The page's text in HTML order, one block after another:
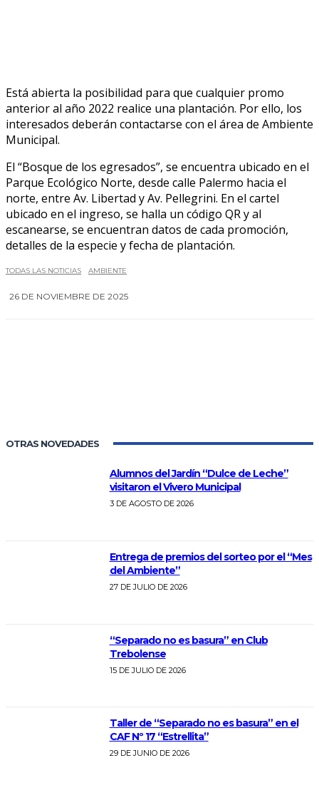
Está abierta la posibilidad para que cualquier promo
anterior al año 2022 realice una plantación. Por ello, los
interesados deberán contactarse con el área de Ambiente
Municipal.
El “Bosque de los egresados”, se encuentra ubicado en el
Parque Ecológico Norte, desde calle Palermo hacia el
norte, entre Av. Libertad y Av. Pellegrini. En el cartel
ubicado en el ingreso, se halla un código QR y al
escanearse, se encuentran datos de cada promoción,
detalles de la especie y fecha de plantación.
TODAS LAS NOTICIAS AMBIENTE
26 DE NOVIEMBRE DE 2025
OTRAS NOVEDADES
Alumnos del Jardín “Dulce de Leche”
visitaron el Vivero Municipal
3 DE AGOSTO DE 2026
Entrega de premios del sorteo por el “Mes
del Ambiente”
27 DE JULIO DE 2026
“Separado no es basura” en Club
Trebolense
15 DE JULIO DE 2026
Taller de “Separado no es basura” en el
CAF Nº 17 “Estrellita”
29 DE JUNIO DE 2026